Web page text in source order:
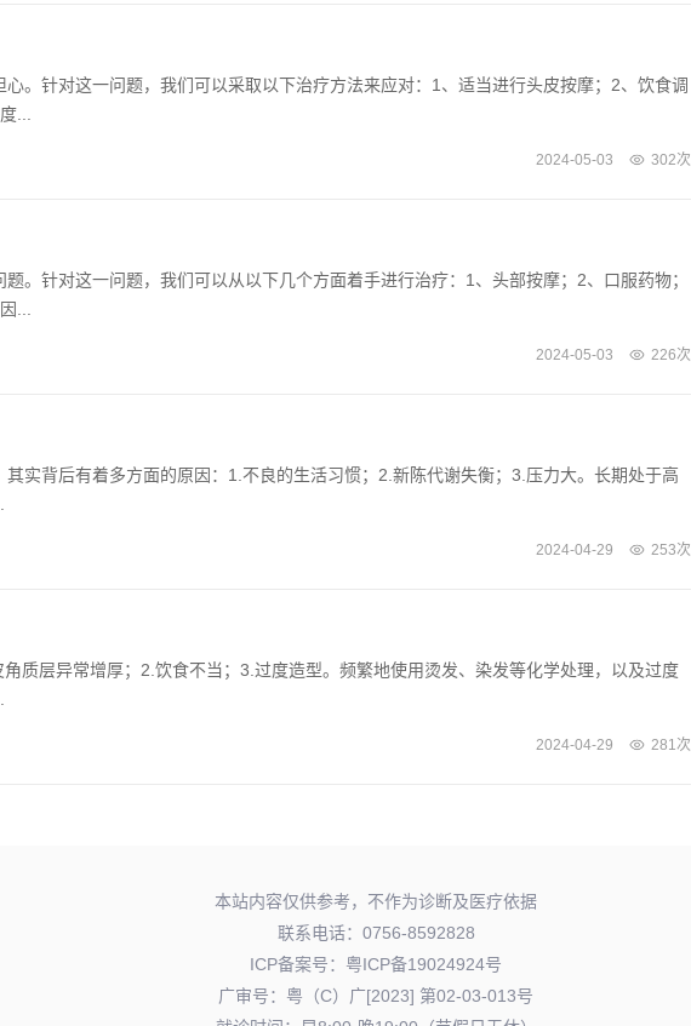
。针对这一问题，我们可以采取以下治疗方法来应对：1、适当进行头皮按摩；2、饮食调
...
2024-05-03 302次
。针对这一问题，我们可以从以下几个方面着手进行治疗：1、头部按摩；2、口服药物；
...
2024-05-03 226次
实背后有着多方面的原因：1.不良的生活习惯；2.新陈代谢失衡；3.压力大。长期处于高
2024-04-29 253次
质层异常增厚；2.饮食不当；3.过度造型。频繁地使用烫发、染发等化学处理，以及过度
2024-04-29 281次
本站内容仅供参考，不作为诊断及医疗依据
联系电话：0756-8592828
ICP备案号： 粤ICP备19024924号
广审号：粤（C）广[2023] 第02-03-013号